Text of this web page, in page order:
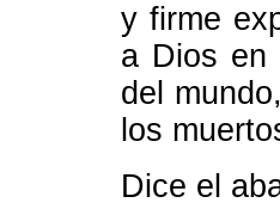
y firme
a Dios en
del
los
Dice el